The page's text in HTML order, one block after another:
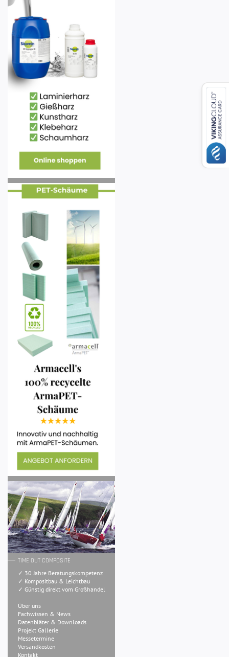
TIME OUT COMPOSITE
✓ 30 Jahre Beratungskompetenz
✓ Kompositbau & Leichtbau
✓ Günstig direkt vom Großhandel
Über uns
Fachwissen & News
Datenbläter & Downloads
Projekt Gallerie
Messetermine
Versandkosten
Kontakt